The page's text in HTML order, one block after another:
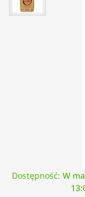
Dostępność: W